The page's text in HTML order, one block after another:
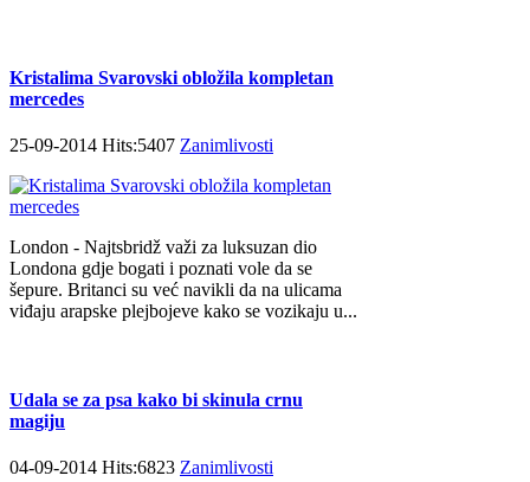
Kristalima Svarovski obložila kompletan
mercedes
25-09-2014 Hits:5407 Zanimlivosti
London - Najtsbridž važi za luksuzan dio
Londona gdje bogati i poznati vole da se
šepure. Britanci su već navikli da na ulicama
viđaju arapske plejbojeve kako se vozikaju u...
Udala se za psa kako bi skinula crnu
magiju
04-09-2014 Hits:6823 Zanimlivosti